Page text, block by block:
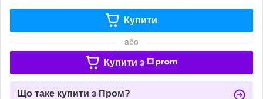
Купити
або
Купити з
Що таке купити з Пром?